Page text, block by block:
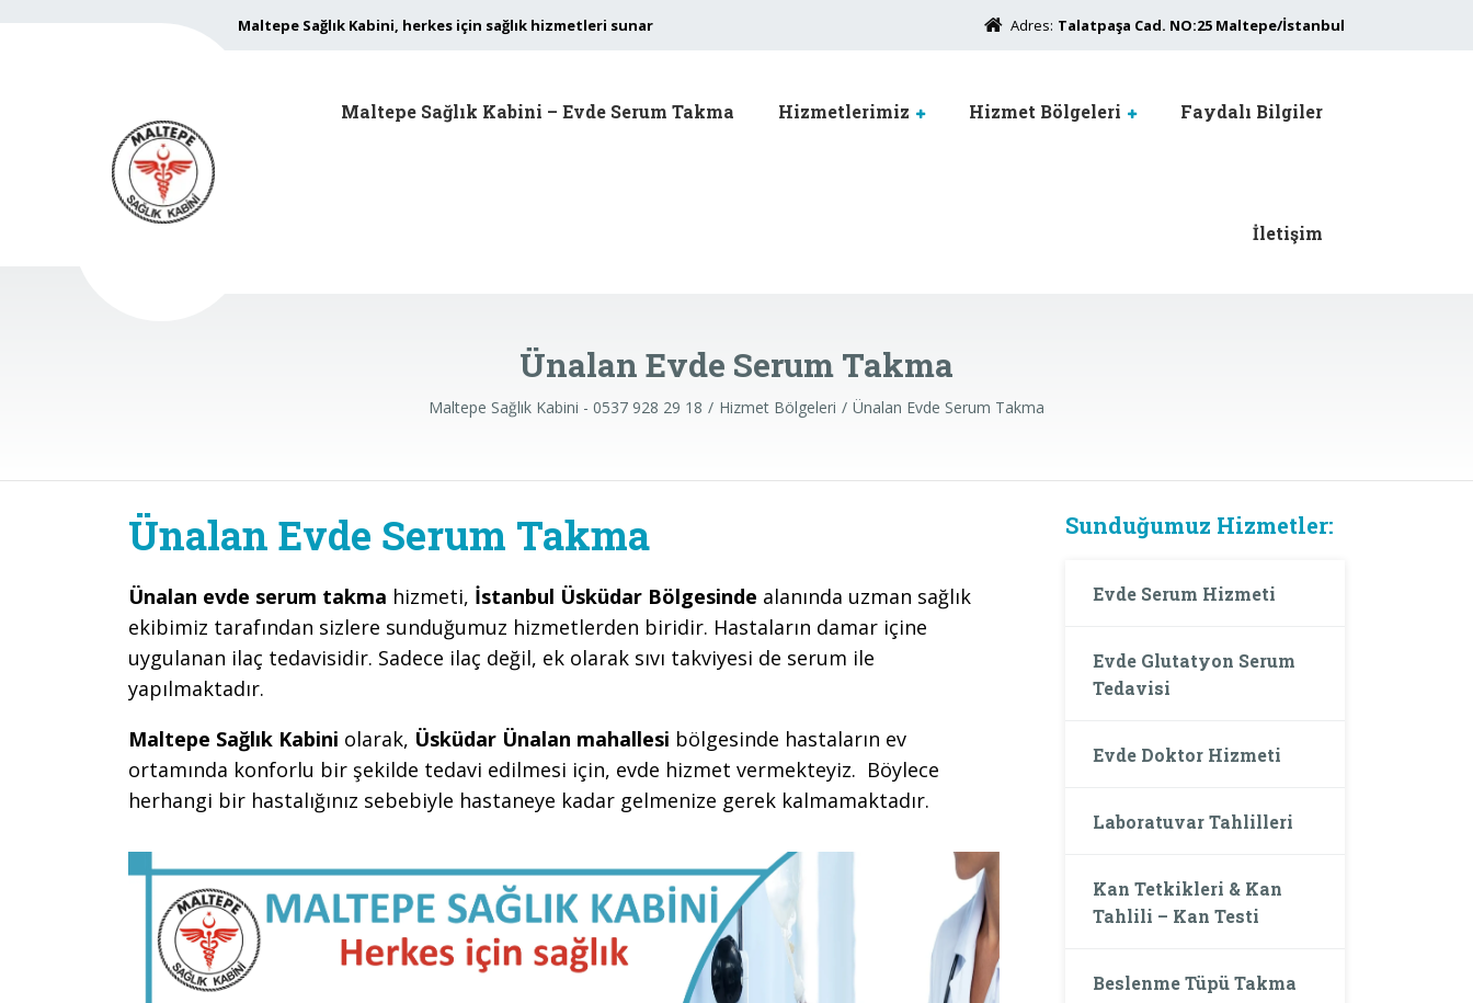
Maltepe Sağlık Kabini, herkes için sağlık hizmetleri sunar Adres: Talatpaşa Cad. NO:25 Maltepe/İstanbul
Maltepe Sağlık Kabini – Evde Serum Takma Hizmetlerimiz Hizmet Bölgeleri Faydalı Bilgiler
İletişim
Ünalan Evde Serum Takma
Maltepe Sağlık Kabini - 0537 928 29 18 Hizmet Bölgeleri Ünalan Evde Serum Takma
Ünalan Evde Serum Takma
Ünalan evde serum takma hizmeti, İstanbul Üsküdar Bölgesinde alanında uzman sağlık
ekibimiz tarafından sizlere sunduğumuz hizmetlerden biridir. Hastaların damar içine
uygulanan ilaç tedavisidir. Sadece ilaç değil, ek olarak sıvı takviyesi de serum ile
yapılmaktadır.
Maltepe Sağlık Kabini olarak, Üsküdar Ünalan mahallesi bölgesinde hastaların ev
ortamında konforlu bir şekilde tedavi edilmesi için, evde hizmet vermekteyiz. Böylece
herhangi bir hastalığınız sebebiyle hastaneye kadar gelmenize gerek kalmamaktadır.
Sunduğumuz Hizmetler:
Evde Serum Hizmeti
Evde Glutatyon Serum
Tedavisi
Evde Doktor Hizmeti
Laboratuvar Tahlilleri
Kan Tetkikleri & Kan
Tahlili – Kan Testi
Beslenme Tüpü Takma